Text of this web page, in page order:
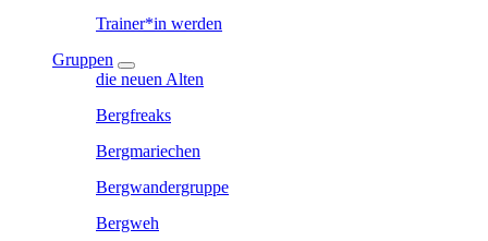
Trainer*in werden
Gruppen
die neuen Alten
Bergfreaks
Bergmariechen
Bergwandergruppe
Bergweh